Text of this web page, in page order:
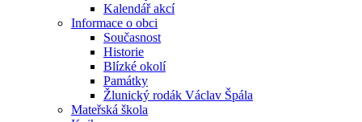
Kalendář akcí
Informace o obci
Současnost
Historie
Blízké okolí
Památky
Žlunický rodák Václav Špála
Mateřská škola